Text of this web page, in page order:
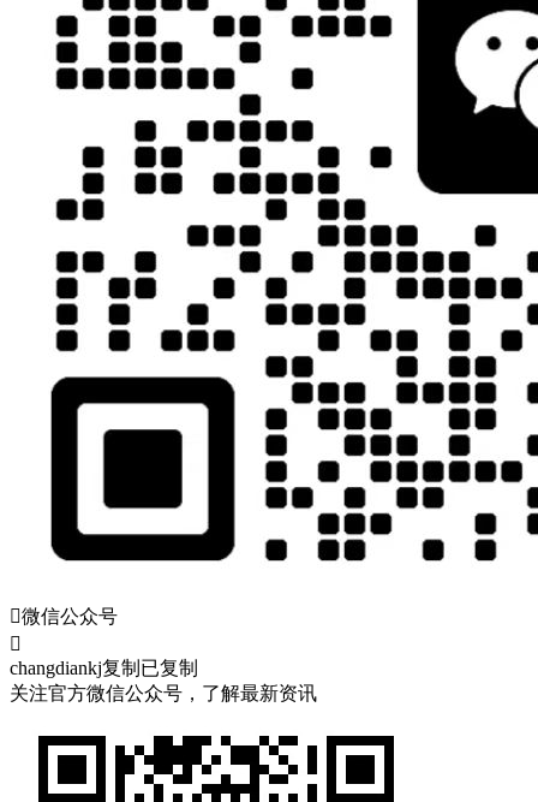
微信公众号

changdiankj复制 已复制
关注官方微信公众号，了解最新资讯